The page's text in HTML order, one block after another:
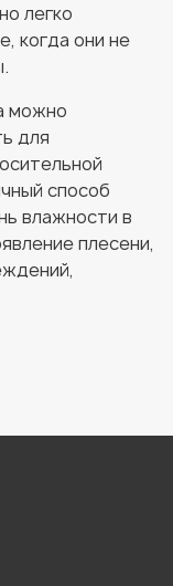
легко
когда они не
можно
для
способ
влажности в
плесени,